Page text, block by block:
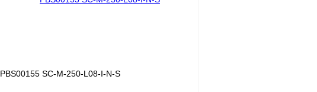
PBS00155 SC-M-250-L08-I-N-S